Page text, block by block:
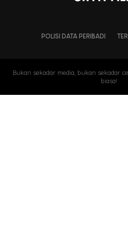
POLISI DATA PERIBADI
Bukan sekadar media, bukan sekadar
biasa!